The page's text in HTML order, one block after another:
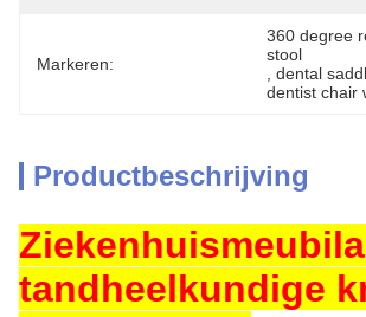
Markeren:
360 degree
stool
dental
dentist chair
Productbeschrijving
tandheelkundige